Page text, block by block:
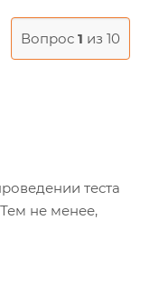
Вопрос 1 из 10
теста
не менее,